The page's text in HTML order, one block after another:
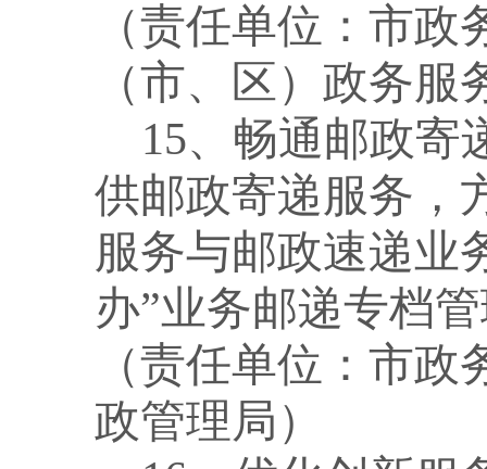
（责任单位：市
（市、区）政务
15、畅通邮政寄
供邮政寄递服务，
服务与邮政速递业
办”业务邮递专档
（责任单位：市
政管理局）